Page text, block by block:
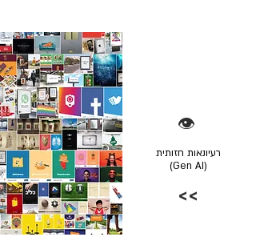
👁️
רעיונאות חזותית
(Gen AI)
>>